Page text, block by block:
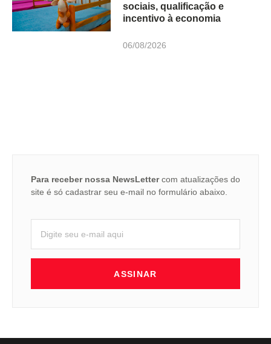
sociais, qualificação e
incentivo à economia
06/08/2026
Para receber nossa NewsLettercom atualizações do
site é só cadastrar seu e-mail no formulário abaixo.
ASSINAR